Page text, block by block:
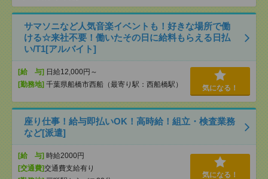
サマソニなど人気音楽イベントも！好きな場所で働
ける☆来社不要！働いたその日に給料もらえる日払
い/T1[アルバイト]
[給 与] 日給12,000円～
[勤務地] 千葉県船橋市西船（最寄り駅：西船橋駅） 気になる！
座り仕事！給与即払いOK！高時給！組立・検査業務
など[派遣]
[給 与] 時給2000円
[交通費]交通費支給有り
気になる！